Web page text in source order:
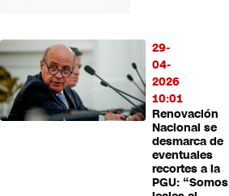
29-
04-
2026
10:01
Renovación
Nacional se
desmarca de
eventuales
recortes a la
PGU: “Somos